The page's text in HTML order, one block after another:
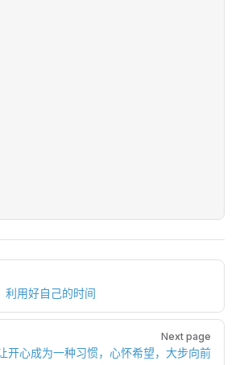
用好自己的时间
Next page
开心成为一种习惯，心怀希望，大步向前